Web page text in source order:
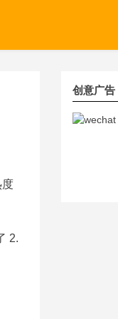
度
2.
创意广告